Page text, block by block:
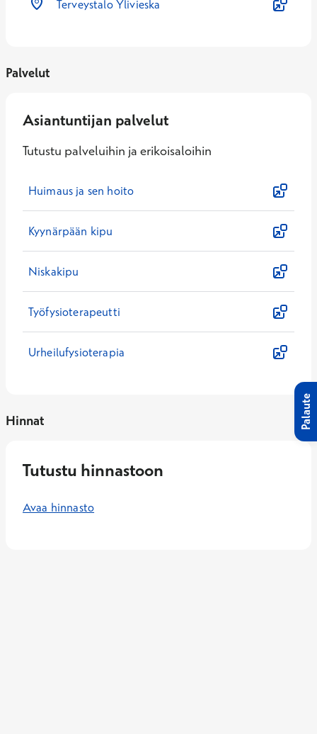
Terveystalo Ylivieska
Palvelut
Asiantuntijan palvelut
Tutustu palveluihin ja erikoisaloihin
Huimaus ja sen hoito
Kyynärpään kipu
Niskakipu
Työfysioterapeutti
Urheilufysioterapia
Hinnat
Tutustu hinnastoon
Avaa hinnasto
Palaute